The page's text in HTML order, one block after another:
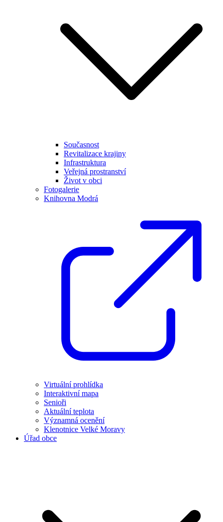
Současnost
Revitalizace krajiny
Infrastruktura
Veřejná prostranství
Život v obci
Fotogalerie
Knihovna Modrá
Virtuální prohlídka
Interaktivní mapa
Senioři
Aktuální teplota
Významná ocenění
Klenotnice Velké Moravy
Úřad obce